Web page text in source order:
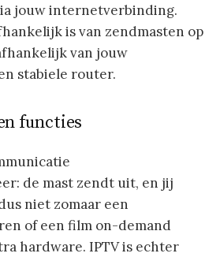
jouw internetverbinding.
is van zendmasten op
van jouw
stabiele router.
functies
de mast zendt uit, en jij
niet zomaar een
of een film on-demand
hardware. IPTV is echter